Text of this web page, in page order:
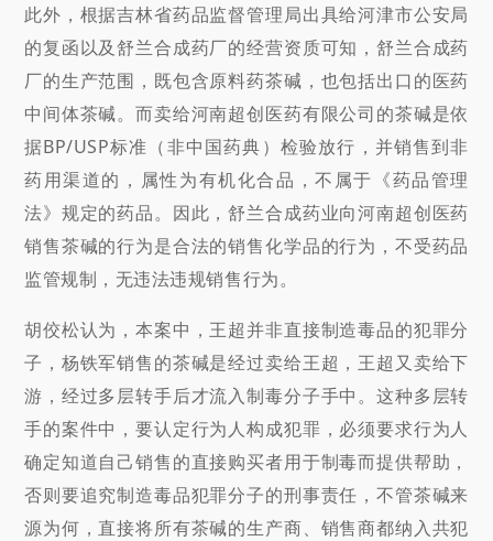
此外，根据吉林省药品监督管理局出具给河津市公安局
的复函以及舒兰合成药厂的经营资质可知，舒兰合成药
厂的生产范围，既包含原料药茶碱，也包括出口的医药
中间体茶碱。而卖给河南超创医药有限公司的茶碱是依
据BP/USP标准（非中国药典）检验放行，并销售到非
药用渠道的，属性为有机化合品，不属于《药品管理
法》规定的药品。因此，舒兰合成药业向河南超创医药
销售茶碱的行为是合法的销售化学品的行为，不受药品
监管规制，无违法违规销售行为。
胡佼松认为，本案中，王超并非直接制造毒品的犯罪分
子，杨铁军销售的茶碱是经过卖给王超，王超又卖给下
游，经过多层转手后才流入制毒分子手中。这种多层转
手的案件中，要认定行为人构成犯罪，必须要求行为人
确定知道自己销售的直接购买者用于制毒而提供帮助，
否则要追究制造毒品犯罪分子的刑事责任，不管茶碱来
源为何，直接将所有茶碱的生产商、销售商都纳入共犯